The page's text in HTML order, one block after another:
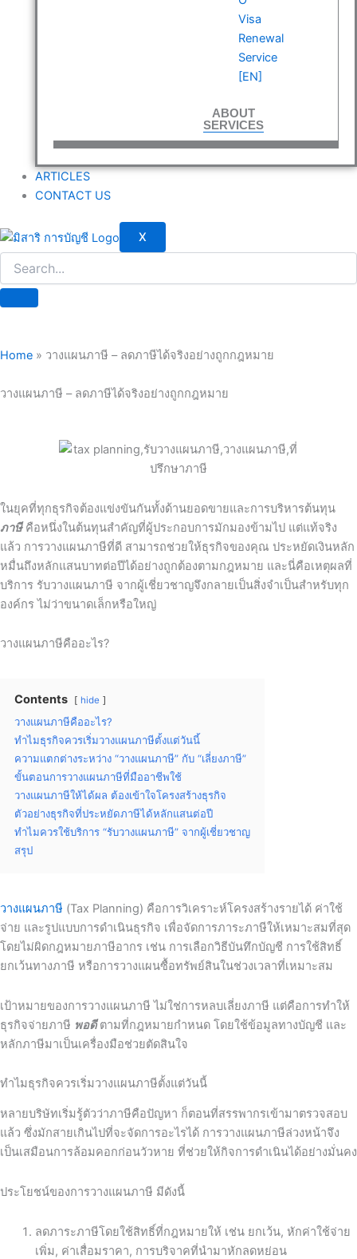
Visa
Renewal
Service
[EN]
ABOUT
SERVICES
ARTICLES
CONTACT US
X
Home » วางแผนภาษี – ลดภาษีได้จริงอย่างถูกกฎหมาย
วางแผนภาษี – ลดภาษีได้จริงอย่างถูกกฎหมาย
ในยุคที่ทุกธุรกิจต้องแข่งขันกันทั้งด้านยอดขายและการบริหารต้นทุน
ภาษีคือหนึ่งในต้นทุนสำคัญที่ผู้ประกอบการมักมองข้ามไป แต่แท้จริง
แล้ว การวางแผนภาษีที่ดี สามารถช่วยให้ธุรกิจของคุณ ประหยัดเงินหลัก
หมื่นถึงหลักแสนบาทต่อปีได้อย่างถูกต้องตามกฎหมาย และนี่คือเหตุผลที่
บริการ รับวางแผนภาษี จากผู้เชี่ยวชาญจึงกลายเป็นสิ่งจำเป็นสำหรับทุก
องค์กร ไม่ว่าขนาดเล็กหรือใหญ่
วางแผนภาษีคืออะไร?
Contents hide
วางแผนภาษีคืออะไร?
ทำไมธุรกิจควรเริ่มวางแผนภาษีตั้งแต่วันนี้
ความแตกต่างระหว่าง “วางแผนภาษี” กับ “เลี่ยงภาษี”
ขั้นตอนการวางแผนภาษีที่มืออาชีพใช้
วางแผนภาษีให้ได้ผล ต้องเข้าใจโครงสร้างธุรกิจ
ตัวอย่างธุรกิจที่ประหยัดภาษีได้หลักแสนต่อปี
ทำไมควรใช้บริการ “รับวางแผนภาษี” จากผู้เชี่ยวชาญ
สรุป
วางแผนภาษี (Tax Planning) คือการวิเคราะห์โครงสร้างรายได้ ค่าใช้
จ่าย และรูปแบบการดำเนินธุรกิจ เพื่อจัดการภาระภาษีให้เหมาะสมที่สุด
โดยไม่ผิดกฎหมายภาษีอากร เช่น การเลือกวิธีบันทึกบัญชี การใช้สิทธิ์
ยกเว้นทางภาษี หรือการวางแผนซื้อทรัพย์สินในช่วงเวลาที่เหมาะสม
เป้าหมายของการวางแผนภาษี ไม่ใช่การหลบเลี่ยงภาษี แต่คือการทำให้
ธุรกิจจ่ายภาษี พอดีตามที่กฎหมายกำหนด โดยใช้ข้อมูลทางบัญชี และ
หลักภาษีมาเป็นเครื่องมือช่วยตัดสินใจ
ทำไมธุรกิจควรเริ่มวางแผนภาษีตั้งแต่วันนี้
หลายบริษัทเริ่มรู้ตัวว่าภาษีคือปัญหา ก็ตอนที่สรรพากรเข้ามาตรวจสอบ
แล้ว ซึ่งมักสายเกินไปที่จะจัดการอะไรได้ การวางแผนภาษีล่วงหน้าจึง
เป็นเสมือนการล้อมคอกก่อนวัวหาย ที่ช่วยให้กิจการดำเนินได้อย่างมั่นคง
ประโยชน์ของการวางแผนภาษี มีดังนี้
ลดภาระภาษีโดยใช้สิทธิ์ที่กฎหมายให้ เช่น ยกเว้น, หักค่าใช้จ่าย
เพิ่ม, ค่าเสื่อมราคา, การบริจาคที่นำมาหักลดหย่อน